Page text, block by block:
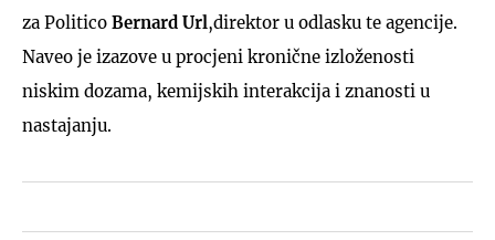
za Politico Bernard Url,direktor u odlasku te agencije.
Naveo je izazove u procjeni kronične izloženosti
niskim dozama, kemijskih interakcija i znanosti u
nastajanju.